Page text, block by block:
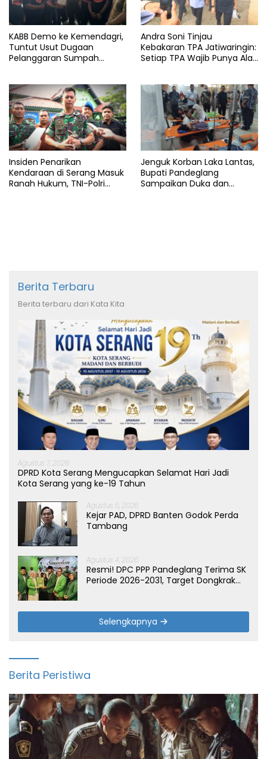
KABB Demo ke Kemendagri,
Tuntut Usut Dugaan
Pelanggaran Sumpah
Andra Soni Tinjau
Kebakaran TPA Jatiwaringin:
Setiap TPA Wajib Punya Alat
Insiden Penarikan
Kendaraan di Serang Masuk
Ranah Hukum, TNI-Polri
Jenguk Korban Laka Lantas,
Bupati Pandeglang
Sampaikan Duka dan
Berita Terbaru
Berita terbaru dari Kata Kita
Agustus 7, 2026
DPRD Kota Serang Mengucapkan Selamat Hari Jadi
Kota Serang yang ke-19 Tahun
Agustus 5, 2026
Kejar PAD, DPRD Banten Godok Perda
Tambang
Agustus 4, 2026
Resmi! DPC PPP Pandeglang Terima SK
Periode 2026-2031, Target Dongkrak
Selengkapnya
Berita Peristiwa